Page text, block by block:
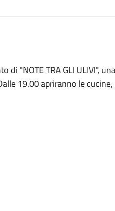
"NOTE TRA GLI ULIVI",
19.00 apriranno le